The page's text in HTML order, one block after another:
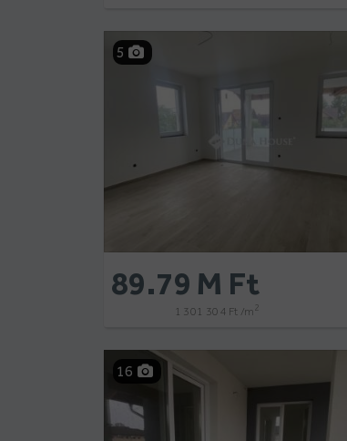
5
89.79 M Ft
1 301 304 Ft /m2
16